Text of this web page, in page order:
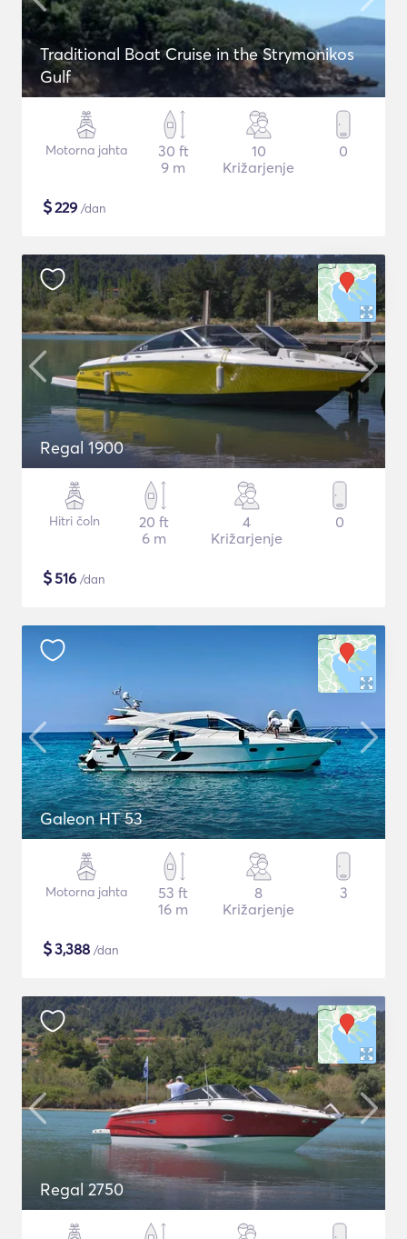
Traditional Boat Cruise in the Strymonikos
Gulf
Motorna jahta
30 ft
9 m
10
Križarjenje
0
$229 /dan
Regal 1900
Hitri čoln
20 ft
6 m
4
Križarjenje
0
$516 /dan
Galeon HT 53
Motorna jahta
53 ft
16 m
8
Križarjenje
3
$3,388 /dan
Regal 2750